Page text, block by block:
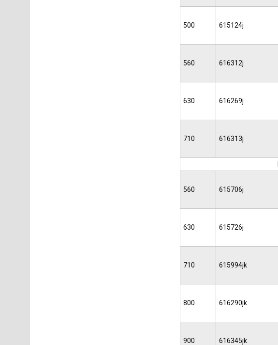
500 615124j
560 616312j
630 616269j
710 616313j
560 615706j
630 615726j
710 615994jk
800 616290jk
900 616345jk